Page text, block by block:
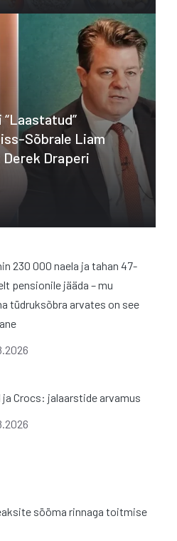
“laastatud”
Sõbrale Liam
Draperi
230 000 naela ja tahan 47-
pensionile jääda – mu
tüdruksõbra arvates on see
ja Crocs: jalaarstide arvamus
sööma rinnaga toitmise